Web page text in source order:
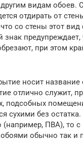
другим видам обоев.
отдирать от
со стены этот
предупреждает,
при этом
носит название
отлично служит,
подсобных
сухими без
(например, ПВА), то с
обычно так и